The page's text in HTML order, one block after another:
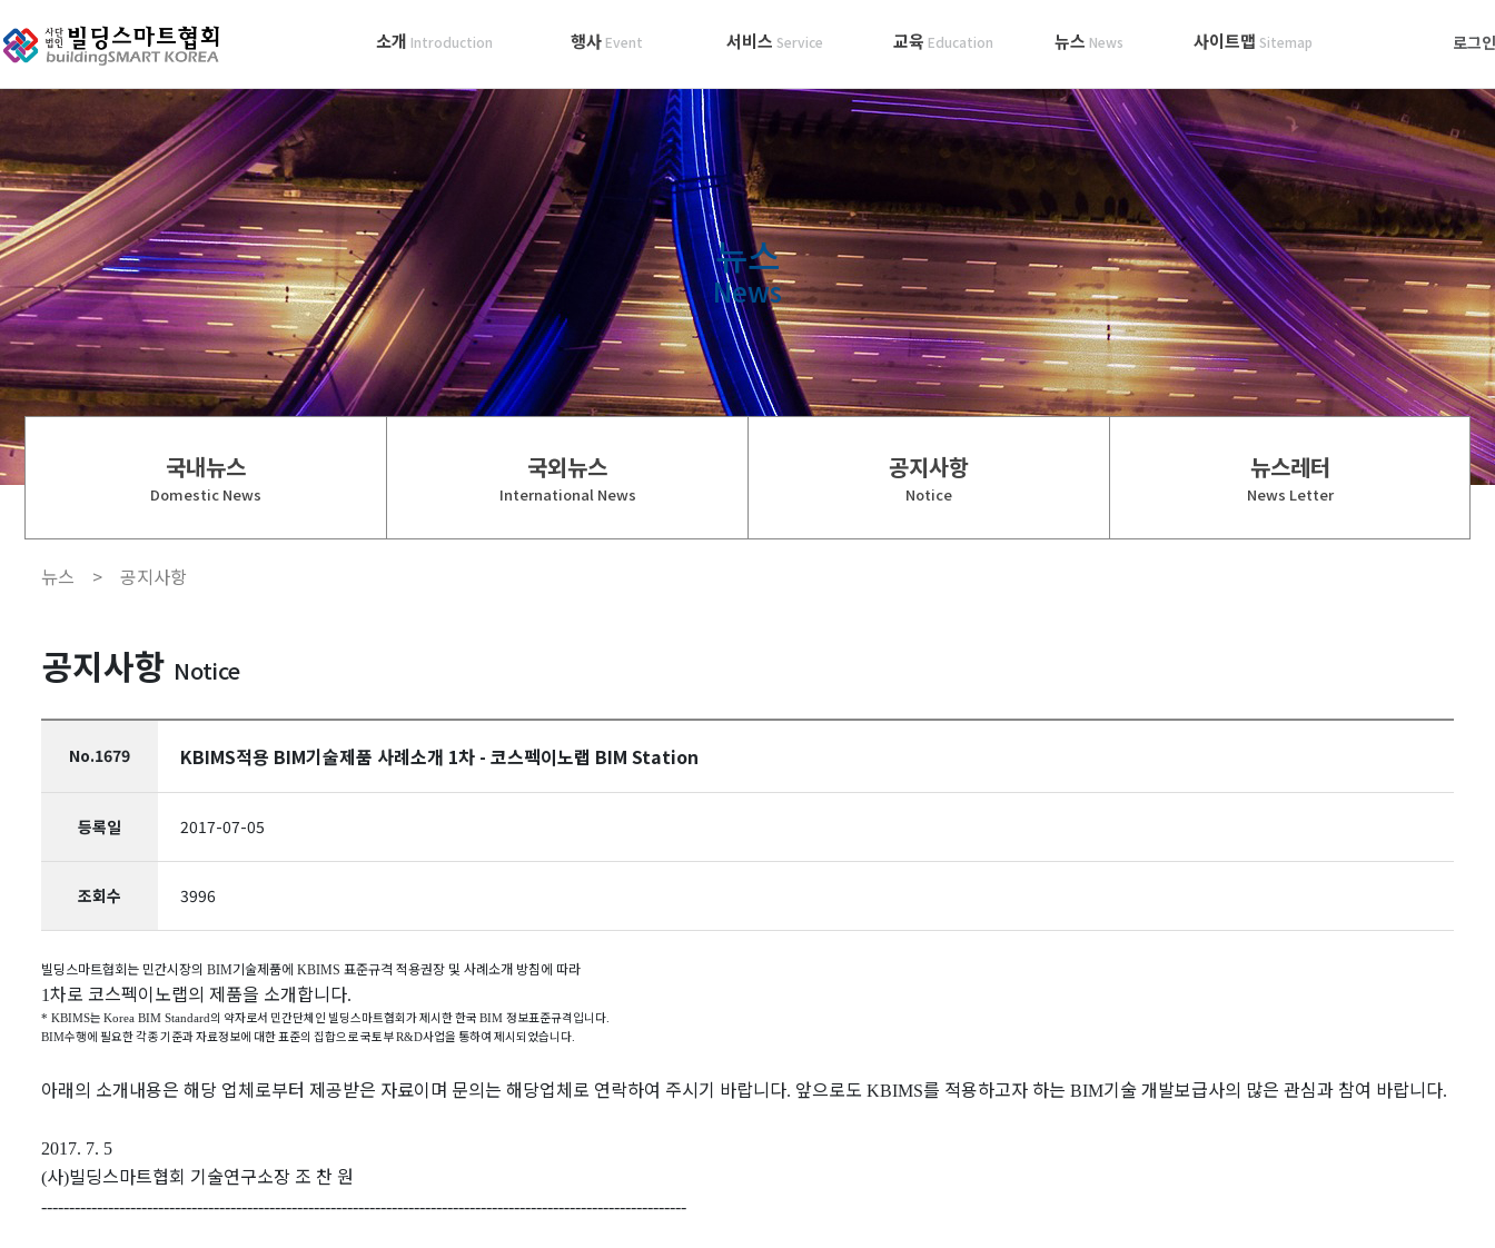
로그
소개 Introduction 행사 Event 서비스 Service 교육 Education 뉴스 News 사이트맵 Sitemap
뉴스
News
국내뉴스
Domestic News
국외뉴스
International News
공지사항
Notice
뉴스레터
News Letter
뉴스 > 공지사항
공지사항 Notice
No.1679 KBIMS적용 BIM기술제품 사례소개 1차 - 코스펙이노랩 BIM Station
등록일 2017-07-05
조회수 3996
빌딩스마트협회는 민간시장의 BIM기술제품에 KBIMS 표준규격 적용권장 및 사례소개 방침에 따라
1차로 코스펙이노랩의 제품을 소개합니다.
* KBIMS는 Korea BIM Standard의 약자로서 민간단체인 빌딩스마트협회가 제시한 한국 BIM 정보표준규격입니다
BIM수행에 필요한 각종 기준과 자료정보에 대한 표준의 집합으로 국토부R&D사업을 통하여 제시되었습니다
아래의 소개내용은 해당 업체로부터 제공받은 자료이며 문의는 해당업체로 연락하여 주시기 바랍니다. 앞으로도 KBIMS를 적용하고자 하는 BIM기술 개발보급사의 많은 관심과 참여 바랍니다.
2017. 7. 5
(사)빌딩스마트협회 기술연구소장 조 찬 원
--------------------------------------------------------------------------------------------------------------------